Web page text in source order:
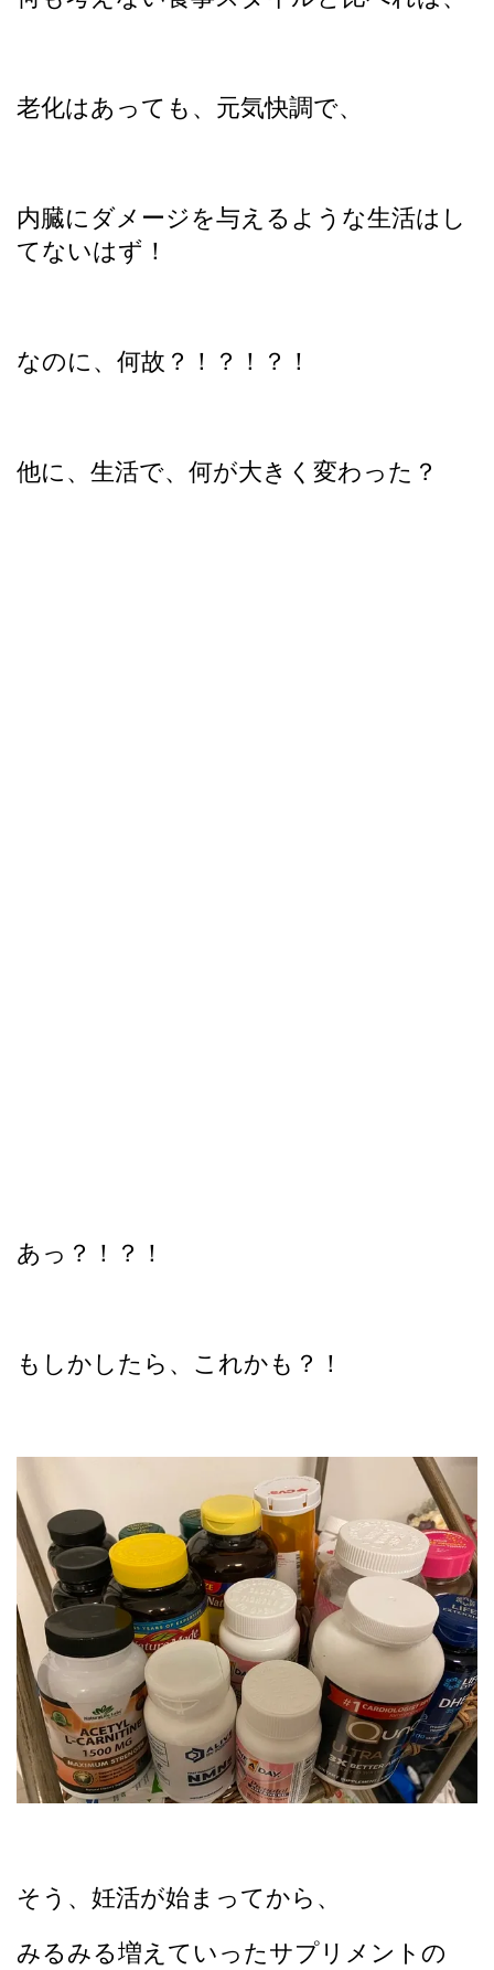
老化はあっても、元気快調で、
内臓にダメージを与えるような生活はし
てないはず！
なのに、何故？！？！？！
他に、生活で、何が大きく変わった？
あっ？！？！
もしかしたら、これかも？！
そう、妊活が始まってから、
みるみる増えていったサプリメントの